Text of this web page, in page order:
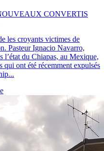
CONVERTIS
les croyants victimes de
Pasteur Ignacio Navarro,
l’état du Chiapas, au Mexique,
qui ont été récemment expulsés